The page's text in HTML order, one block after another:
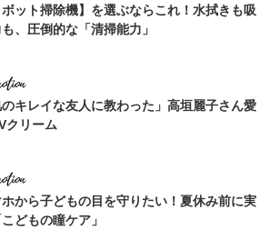
ボット掃除機】を選ぶならこれ！水拭きも吸
、圧倒的な「清掃能力」
のキレイな友人に教わった」高垣麗子さん愛
クリーム
ホから子どもの目を守りたい！夏休み前に実
どもの瞳ケア」